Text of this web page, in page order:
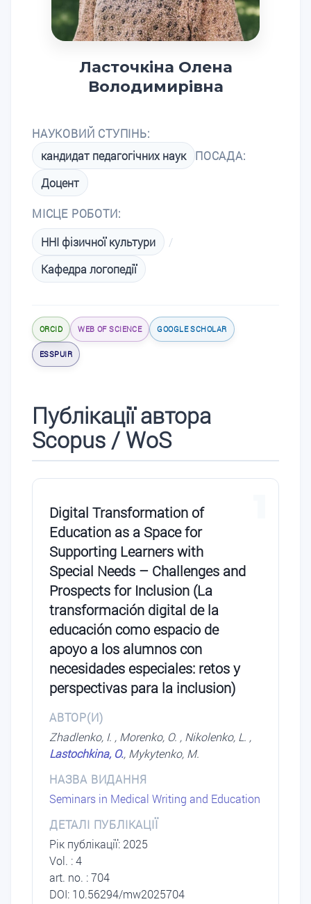
Ласточкіна Олена
Володимирівна
НАУКОВИЙ СТУПІНЬ:
кандидат педагогічних наук
ПОСАДА:
Доцент
МІСЦЕ РОБОТИ:
ННІ фізичної культури
/
Кафедра логопедії
ORCID WEB OF SCIENCE GOOGLE SCHOLAR
ESSPUIR
Публікації автора
Scopus / WoS
Digital Transformation of
Education as a Space for
Supporting Learners with
Special Needs – Challenges and
Prospects for Inclusion (La
transformación digital de la
educación como espacio de
apoyo a los alumnos con
necesidades especiales: retos y
perspectivas para la inclusion)
АВТОР(И)
Zhadlenko, I. , Morenko, O. , Nikolenko, L. ,
Lastochkina, O., Mykytenko, M.
НАЗВА ВИДАННЯ
Seminars in Medical Writing and Education
ДЕТАЛІ ПУБЛІКАЦІЇ
Рік публікації: 2025
Vol. : 4
art. no. : 704
DOI: 10.56294/mw2025704